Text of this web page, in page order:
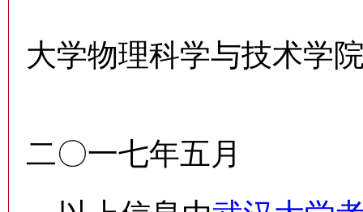
大学物理科学与技术学
二〇一七年五月